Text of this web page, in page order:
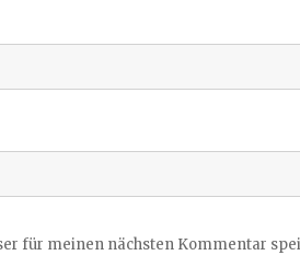
für meinen nächsten Kommentar